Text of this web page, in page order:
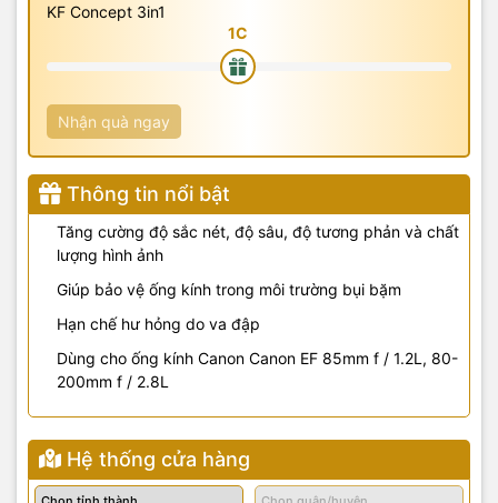
KF Concept 3in1
Nhận quà ngay
Thông tin nổi bật
Tăng cường độ sắc nét, độ sâu, độ tương phản và chất
lượng hình ảnh
Giúp bảo vệ ống kính trong môi trường bụi bặm
Hạn chế hư hỏng do va đập
Dùng cho ống kính Canon Canon EF 85mm f / 1.2L, 80-
200mm f / 2.8L
Hệ thống cửa hàng